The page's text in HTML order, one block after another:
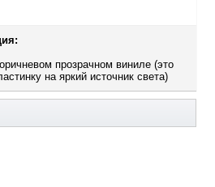
прозрачном виниле (это
на яркий источник света)